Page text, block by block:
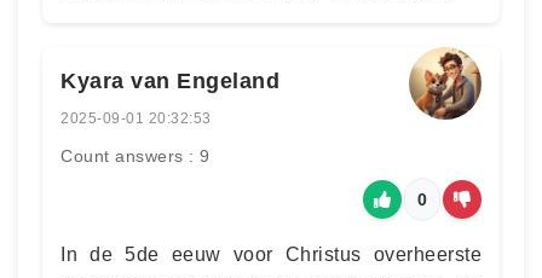
Kyara van Engeland
2025-09-01 20:32:53
Count answers : 9
0
In de 5de eeuw voor Christus overheerste